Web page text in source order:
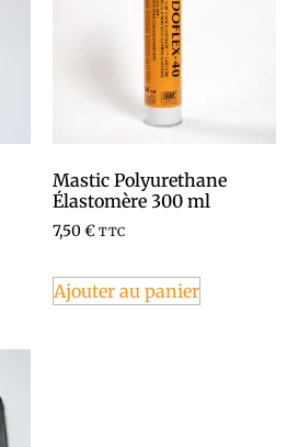
Mastic Polyurethane
Élastomère 300 ml
7,50€ TTC
Ajouter au panier